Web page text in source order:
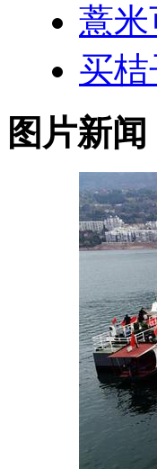
薏
买
图片新闻